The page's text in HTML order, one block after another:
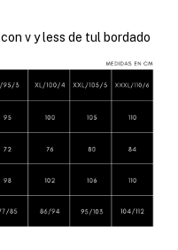
v y less de tul bordado